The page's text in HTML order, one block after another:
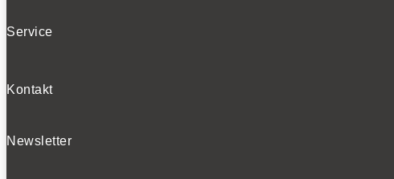
Service
Kontakt
Newsletter